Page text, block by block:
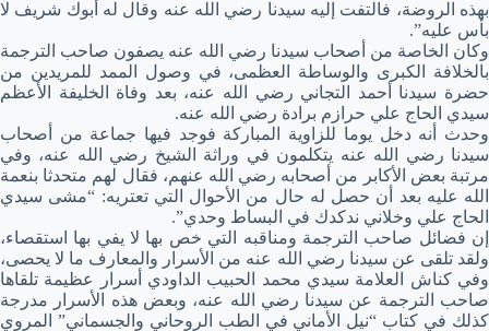
بهذه الروضة، فالتفت إليه سيدنا رضي الله عنه وقال له أبوك شريف لا
بأس عليه”.
وكان الخاصة من أصحاب سيدنا رضي الله عنه يصفون صاحب الترجمة
بالخلافة الكبرى والوساطة العظمى، في وصول الممد للمريدين من
حضرة سيدنا أحمد التجاني رضي الله عنه، بعد وفاة الخليفة الأعظم
سيدي الحاج علي حرازم برادة رضي الله عنه.
وحدث أنه دخل يوما للزاوية المباركة فوجد فيها جماعة من أصحاب
سيدنا رضي الله عنه يتكلمون في وراثة الشيخ رضي الله عنه، وفي
مرتبة بعض الأكابر من أصحابه رضي الله عنهم، فقال لهم متحدثا بنعمة
الله عليه بعد أن حصل له حال من الأحوال التي تعتريه: “مشى سيدي
الحاج علي وخلاني ندكدك في البساط وحدي”.
إن فضائل صاحب الترجمة ومناقبه التي خص بها لا يفي بها استقصاء،
ولقد تلقى عن سيدنا رضي الله عنه من الأسرار والمعارف ما لا يحصى،
وفي كناش العلامة سيدي محمد الحبيب الداودي أسرار عظيمة تلقاها
صاحب الترجمة عن سيدنا رضي الله عنه، وبعض هذه الأسرار مدرجة
كذلك في كتاب “نيل الأماني في الطب الروحاني والجسماني” المروي